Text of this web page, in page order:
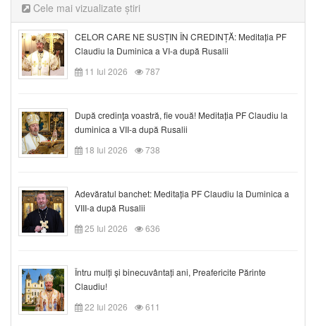
Cele mai vizualizate știri
CELOR CARE NE SUSȚIN ÎN CREDINȚĂ: Meditația PF
Claudiu la Duminica a VI-a după Rusalii
11 Iul 2026
787
După credinţa voastră, fie vouă! Meditația PF Claudiu la
duminica a VII-a după Rusalii
18 Iul 2026
738
Adevăratul banchet: Meditația PF Claudiu la Duminica a
VIII-a după Rusalii
25 Iul 2026
636
Întru mulți și binecuvântați ani, Preafericite Părinte
Claudiu!
22 Iul 2026
611